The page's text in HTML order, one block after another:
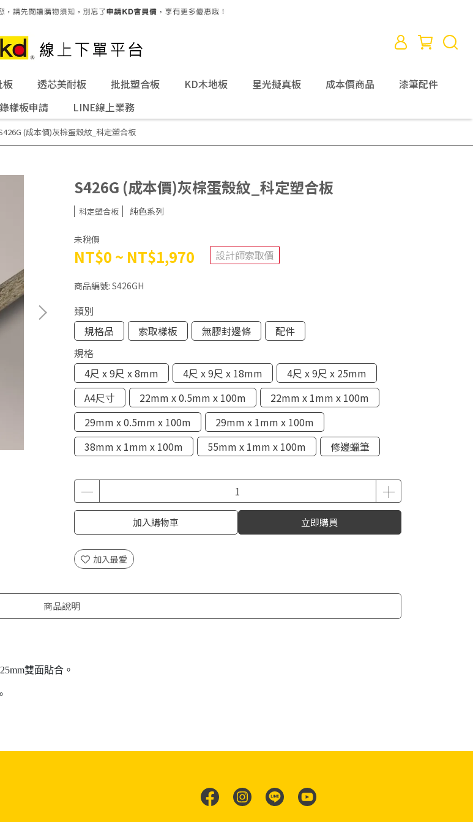
板 透芯美耐板 批批塑合板 KD木地板 星光擬真板 成本價商品
漆筆配件
樣板申請
LINE線上業務
(成本價)灰棕蛋殼紋_科定塑合板
S426G (成本價)灰棕蛋殼紋_科定塑合板
科定塑合板 純色系列
未稅價
NT$0 ~ NT$1,970 設計師索取價
商品編號: S426GH
類別
規格品
索取樣板 無膠封邊條
配件
規格
4尺 x 9尺 x 8mm
4尺 x 9尺 x 18mm
4尺 x 9尺 x 25mm
A4尺寸
22mm x 0.5mm x 100m
22mm x 1mm x 100m
29mm x 0.5mm x 100m
29mm x 1mm x 100m
38mm x 1mm x 100m
55mm x 1mm x 100m 修邊蠟筆
加入購物車 立即購買
加入最愛
商品說明
雙面貼合。